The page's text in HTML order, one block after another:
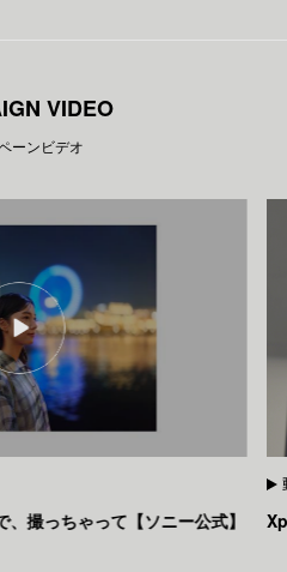
VIDEO
ーンビデオ
撮っちゃって【ソニー公式】